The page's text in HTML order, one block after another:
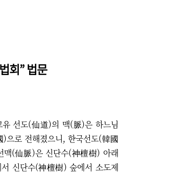
회” 법문
유 선도(仙道)의 맥(脈)은 하느님
으로 전해졌으니, 한국선도(韓國
맥(仙脈)은 신단수(神檀樹) 아래
신단수(神檀樹) 숲에서 소도제